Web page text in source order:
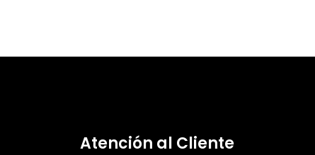
Atención al Cliente